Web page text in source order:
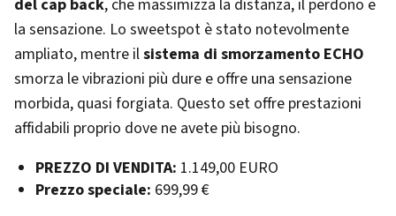
del cap back, che massimizza la distanza, il perdono e
la sensazione. Lo sweetspot è stato notevolmente
ampliato, mentre ilsistema di smorzamento ECHO
smorza le vibrazioni più dure e offre una sensazione
morbida, quasi forgiata. Questo set offre prestazioni
affidabili proprio dove ne avete più bisogno.
PREZZO DI VENDITA: 1.149,00 EURO
Prezzo speciale: 699,99 €